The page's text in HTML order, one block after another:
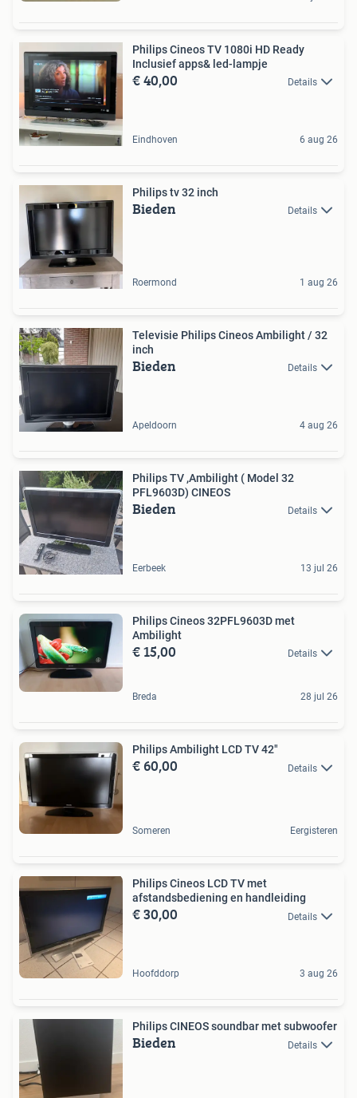
Philips Cineos TV 1080i HD Ready
Inclusief apps& led-lampje
€ 40,00 Details
Eindhoven 6 aug 26
Philips tv 32 inch
Bieden Details
Roermond 1 aug 26
Televisie Philips Cineos Ambilight / 32
inch
Bieden Details
Apeldoorn 4 aug 26
Philips TV ,Ambilight ( Model 32
PFL9603D) CINEOS
Bieden Details
Eerbeek 13 jul 26
Philips Cineos 32PFL9603D met
Ambilight
€ 15,00 Details
Breda 28 jul 26
Philips Ambilight LCD TV 42"
€ 60,00 Details
Someren Eergisteren
Philips Cineos LCD TV met
afstandsbediening en handleiding
€ 30,00 Details
Hoofddorp 3 aug 26
Philips CINEOS soundbar met subwoofer
Bieden Details